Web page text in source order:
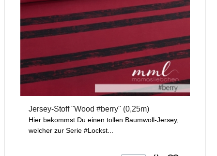
Jersey-Stoff "Wood #berry" (0,25m)
Hier bekommst Du einen tollen Baumwoll-Jersey,
welcher zur Serie #Lockst...